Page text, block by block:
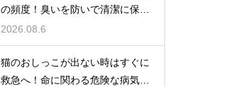
の頻度！臭いを防いで清潔に保つ
コツ
2026.08.6
猫のおしっこが出ない時はすぐに
救急へ！命に関わる危険な病気と